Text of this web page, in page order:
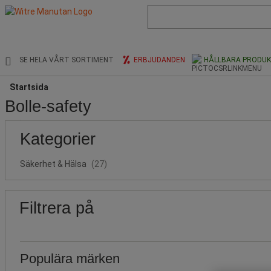
och
SE HELA VÅRT SORTIMENT ERBJUDANDEN HÅLLBARA
Startsida
Bolle-safety
Kategorier
Säkerhet & Hälsa (27)
Filtrera på
märken
Populära märken
gräns
gräns